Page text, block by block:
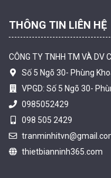
Camera tích hợp đầu
2.350.000 đ
THÔNG TIN LIÊN HỆ
CÔNG TY TNHH TM VÀ DV
Số 5 Ngõ 30- Phùng
VPGD: Số 5 Ngõ 30-
0985052429
098 505 2429
thietbianninh365.com